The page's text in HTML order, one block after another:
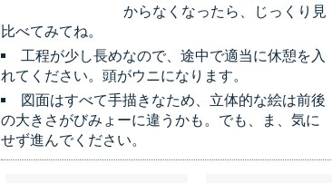
からなくなったら、じっくり見
比べてみてね。
工程が少し長めなので、途中で適当に休憩を入
れてください。頭がウニになります。
図面はすべて手描きなため、立体的な絵は前後
の大きさがびみょーに違うかも。でも、ま、気に
せず進んでください。